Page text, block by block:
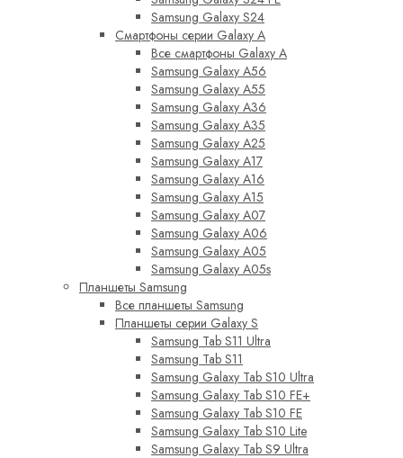
Samsung Galaxy S24
Смартфоны серии Galaxy A
Все смартфоны Galaxy A
Samsung Galaxy A56
Samsung Galaxy A55
Samsung Galaxy A36
Samsung Galaxy A35
Samsung Galaxy A25
Samsung Galaxy A17
Samsung Galaxy A16
Samsung Galaxy A15
Samsung Galaxy A07
Samsung Galaxy A06
Samsung Galaxy A05
Samsung Galaxy A05s
Планшеты Samsung
Все планшеты Samsung
Планшеты серии Galaxy S
Samsung Tab S11 Ultra
Samsung Tab S11
Samsung Galaxy Tab S10 Ultra
Samsung Galaxy Tab S10 FE+
Samsung Galaxy Tab S10 FE
Samsung Galaxy Tab S10 Lite
Samsung Galaxy Tab S9 Ultra